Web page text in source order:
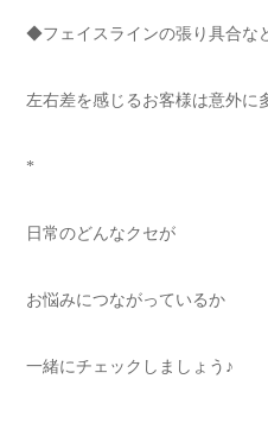
◆フェイスラインの張り具合な
左右差を感じるお客様は意外に
*
日常のどんなクセが
お悩みにつながっているか
一緒にチェックしましょう♪